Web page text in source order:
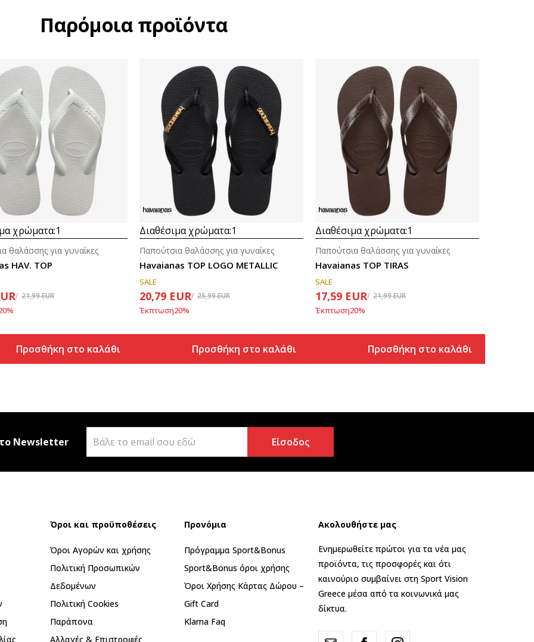
Παρόμοια προϊόντα
χρώματα:1
HAV. TOP
θαλάσσης για γυναίκες
21,99EUR
%
Προσθήκη στο καλάθι
Διαθέσιμα χρώματα:1
Havaianas TOP LOGO METALLIC
Παπούτσια θαλάσσης για γυναίκες
SALE
20,79 EUR 25,99EUR
Έκπτωση20%
Προσθήκη στο καλάθι
Διαθέσιμα χρώματα:1
Havaianas TOP TIRAS
Παπούτσια θαλάσσης για γυναίκες
SALE
17,59 EUR 21,99EUR
Έκπτωση20%
Προσθήκη στο καλάθι
Newsletter Είσοδος
Όροι και προϋποθέσεις
Όροι Αγορών και χρήσης
Πολιτική Προσωπικών
Δεδομένων
Πολιτική Cookies
Παράπονα
Αλλαγές & Επιστροφές
Προνόμια
Πρόγραμμα Sport&Bonus
Sport&Bonus όροι χρήσης
Όροι Χρήσης Κάρτας Δώρου –
Gift Card
Klarna Faq
Ακολουθήστε μας
Ενημερωθείτε πρώτοι για τα νέα μας
προϊόντα, τις προσφορές και ότι
καινούριο συμβαίνει στη Sport Vision
Greece μέσα από τα κοινωνικά μας
δίκτυα.